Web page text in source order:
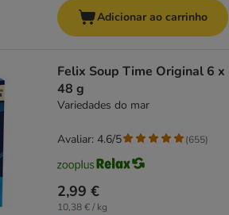
Adicionar ao carrinho
Felix Soup Time Original 6 x
48 g
Variedades do mar
2,99 €
10,38 € / kg
Avaliar: 4.6/5 (655)